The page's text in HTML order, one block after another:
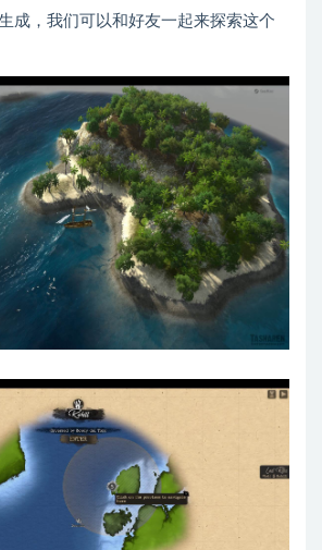
成，我们可以和好友一起来探索这个